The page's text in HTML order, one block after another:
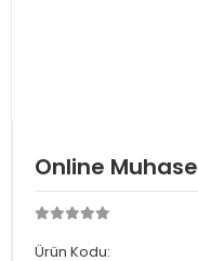
Online
Ürün Kodu: